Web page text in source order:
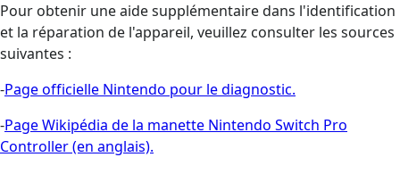
Pour obtenir une aide supplémentaire dans l'identification
et la réparation de l'appareil, veuillez consulter les sources
suivantes :
-Page officielle Nintendo pour le diagnostic.
-Page Wikipédia de la manette Nintendo Switch Pro
Controller (en anglais).